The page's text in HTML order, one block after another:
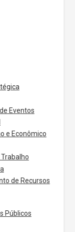
Eventos
e Econômico
de Recursos
Públicos